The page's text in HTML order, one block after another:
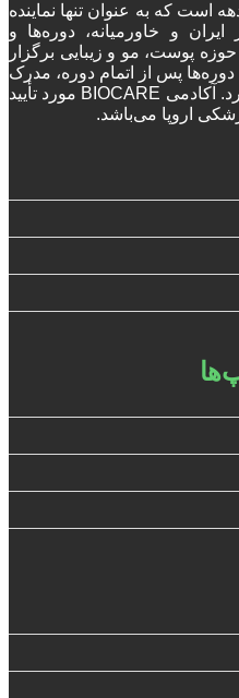
است که به عنوان تنها نماینده
ایران و خاورمیانه، دوره‌ها و
پوست، مو و زیبایی برگزار
پس از اتمام دوره، مدرک
معتبر بین المللی دریافت خواهند کرد. آکادمی BIOCARE مورد تأیید